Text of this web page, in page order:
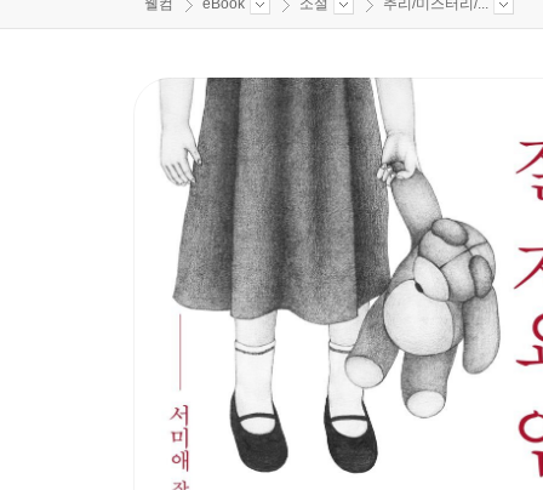
웰컴 eBook 소설 추리/미스터리/...